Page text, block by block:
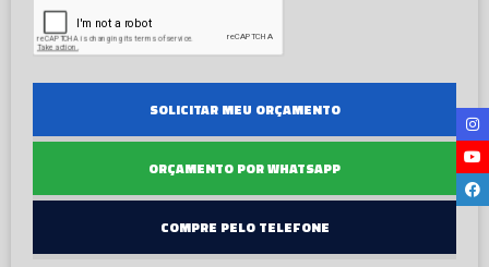
SOLICITAR MEU ORÇAMENTO
ORÇAMENTO POR WHATSAPP
COMPRE PELO TELEFONE